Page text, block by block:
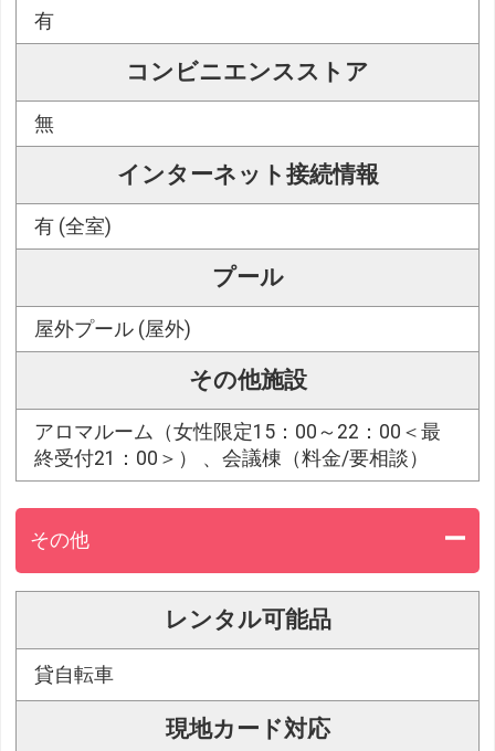
有
コンビニエンスストア
無
インターネット接続情報
有 (全室)
プール
屋外プール (屋外)
その他施設
アロマルーム（女性限定15：00～22：00＜最
終受付21：00＞） 、会議棟（料金/要相談）
その他
レンタル可能品
貸自転車
現地カード対応